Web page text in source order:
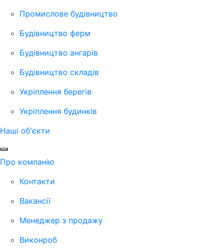
Промислове будівництво
Будівництво ферм
Будівництво ангарів
Будівництво складів
Укріплення берегів
Укріплення будинків
Наші об'єкти
Про компанію
Контакти
Вакансії
Менеджер з продажу
Виконроб